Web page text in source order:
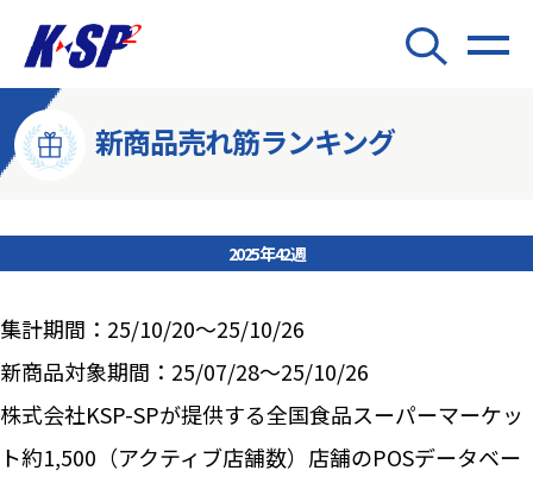
新商品売れ筋ランキング
2025年42週
集計期間：25/10/20～25/10/26
新商品対象期間：25/07/28～25/10/26
株式会社KSP-SPが提供する全国食品スーパーマーケッ
ト約1,500（アクティブ店舗数）店舗のPOSデータベー